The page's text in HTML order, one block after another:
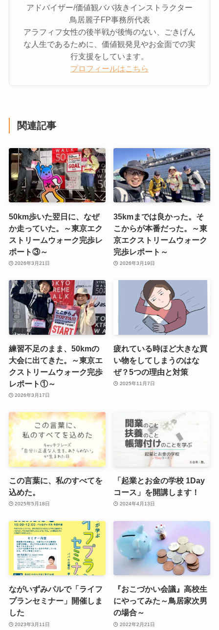
アドバイザー/価値観ババ抜きインストラクター
鳥居麗子FP事務所代表
アラフィフ女性の後半戦が後悔のない、ごきげん
な人生であるために、価値観発見やお金面での実
行支援をしています。
プロフィールはこちら
関連記事
50km歩いた翌日に、なぜ
か走っていた。～東京エク
ストリームウォーク完歩レ
ポート③～
2026年3月21日
35kmまでは良かった。そ
こからが本番だった。～東
京エクストリームウォーク
完歩レポート～
2026年3月19日
練習不足のまま、50kmの
大会に出てきた。～東京エ
クストリームウォーク完歩
レポート①～
2026年3月17日
疲れている時ほど大きな買
い物をしてしまうのはな
ぜ？5つの理由と対策
2025年11月7日
この言葉に、私のすべてを
込めた。
2025年5月18日
「起業とお金の学校 1Day
コース」を開講します！
2024年4月13日
ながいずみパルで「ライフ
プランセミナー」開催しま
した
2023年3月11日
『おこづかい会議』高校生
にやってみた～鳥居家次男
の場合～
2022年2月21日